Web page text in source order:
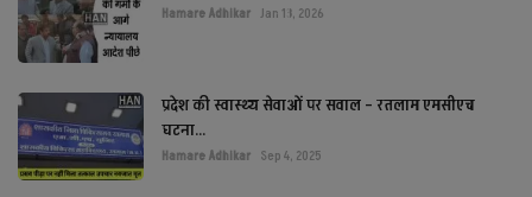
Hamare Adhikar Jan 13, 2026
प्रदेश की स्वास्थ्य सेवाओं पर सवाल – रतलाम एमसीएच
घटना...
Hamare Adhikar Sep 4, 2025